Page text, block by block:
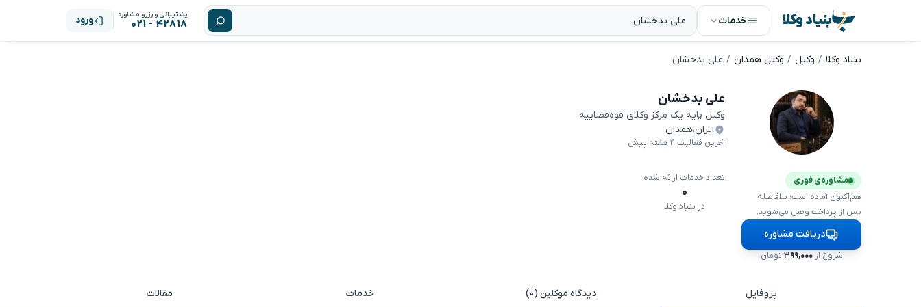
بنیاد وکلا خدمات پشتیبانی و رزرو مشاوره
۴۲۸۱۸ - ۰۲۱ ورود
بنیاد وکلا وکیل وکیل همدان علی بدخشان
علی بدخشان
وکیل پایه یک مرکز وکلای قوه‌قضاییه
ایران،همدان
آخرین فعالیت ۴ هفته پیش
تعداد خدمات ارائه شده
۰
در بنیاد وکلا
مشاوره‌ی فوری
هم‌اکنون آماده است؛ بلافاصله
پس از پرداخت وصل می‌شوید.
دریافت مشاوره
شروع از۳۹۹,۰۰۰ تومان
پروفایل دیدگاه موکلین (۰) خدمات مقالات